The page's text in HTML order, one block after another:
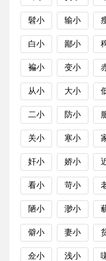
髫小 输小
白小 鄙小
褊小 变小
从小 大小
二小 防小
关小 寒小
奸小 娇小
看小 苛小
陋小 渺小
僻小 妻小
佥小 浅小